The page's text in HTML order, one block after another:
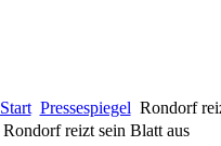
Start Pressespiegel Rondorf
Rondorf reizt sein Blatt aus